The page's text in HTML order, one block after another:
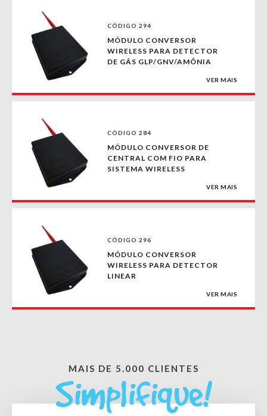
CÓDIGO 294
MÓDULO CONVERSOR
WIRELESS PARA DETECTOR
DE GÁS GLP/GNV/AMÔNIA
VER MAIS
CÓDIGO 284
MÓDULO CONVERSOR DE
CENTRAL COM FIO PARA
SISTEMA WIRELESS
VER MAIS
CÓDIGO 296
MÓDULO CONVERSOR
WIRELESS PARA DETECTOR
LINEAR
VER MAIS
MAIS DE 5.000 CLIENTES
Simplifique!